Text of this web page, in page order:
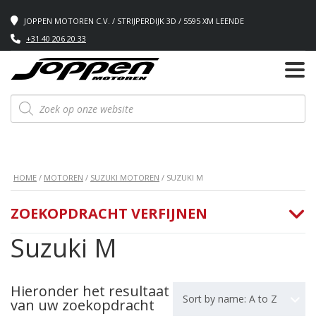
JOPPEN MOTOREN C.V. / STRIJPERDIJK 3D / 5595 XM LEENDE
+31 40 206 20 33
Producten
zoeken
HOME / MOTOREN / SUZUKI MOTOREN / SUZUKI M
Suzuki M
Hieronder het resultaat
van uw zoekopdracht Sort by name: A to Z
ZOEKOPDRACHT VERFIJNEN